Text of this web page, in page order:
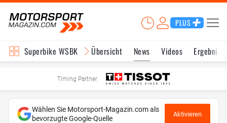
PLUS
Superbike WSBK Übersicht News Videos
Timing Partner
Wählen Sie Motorsport-Magazin.com als
bevorzugte Google-Quelle
Aktivieren